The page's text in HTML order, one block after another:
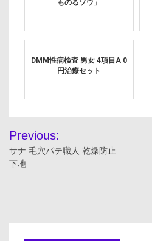
ものるゾウ」
DMM性病検査 男女 4項目A 0
円治療セット
投
稿
Previous:
サナ 毛穴パテ職人 乾燥防止
下地